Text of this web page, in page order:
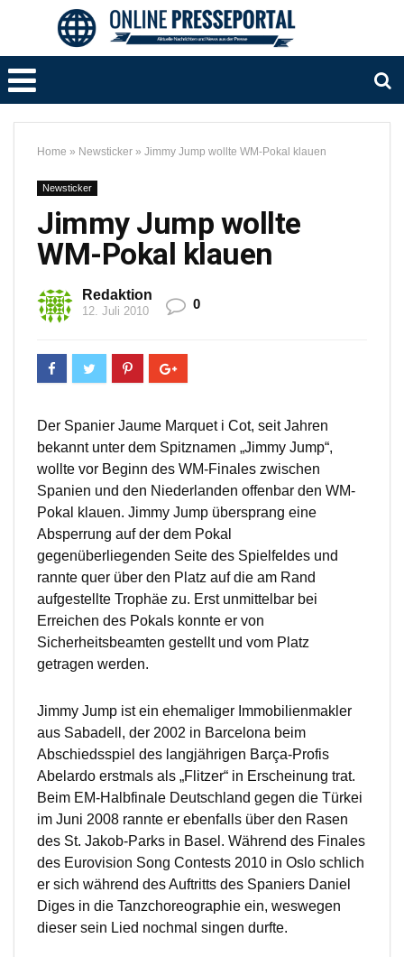
Home » Newsticker » Jimmy Jump wollte WM-Pokal klauen
Newsticker
Jimmy Jump wollte
WM-Pokal klauen
Redaktion
12. Juli 2010 0
Der Spanier Jaume Marquet i Cot, seit Jahren
bekannt unter dem Spitznamen „Jimmy Jump“,
wollte vor Beginn des WM-Finales zwischen
Spanien und den Niederlanden offenbar den WM-
Pokal klauen. Jimmy Jump übersprang eine
Absperrung auf der dem Pokal
gegenüberliegenden Seite des Spielfeldes und
rannte quer über den Platz auf die am Rand
aufgestellte Trophäe zu. Erst unmittelbar bei
Erreichen des Pokals konnte er von
Sicherheitsbeamten gestellt und vom Platz
getragen werden.
Jimmy Jump ist ein ehemaliger Immobilienmakler
aus Sabadell, der 2002 in Barcelona beim
Abschiedsspiel des langjährigen Barça-Profis
Abelardo erstmals als „Flitzer“ in Erscheinung trat.
Beim EM-Halbfinale Deutschland gegen die Türkei
im Juni 2008 rannte er ebenfalls über den Rasen
des St. Jakob-Parks in Basel. Während des Finales
des Eurovision Song Contests 2010 in Oslo schlich
er sich während des Auftritts des Spaniers Daniel
Diges in die Tanzchoreographie ein, weswegen
dieser sein Lied nochmal singen durfte.